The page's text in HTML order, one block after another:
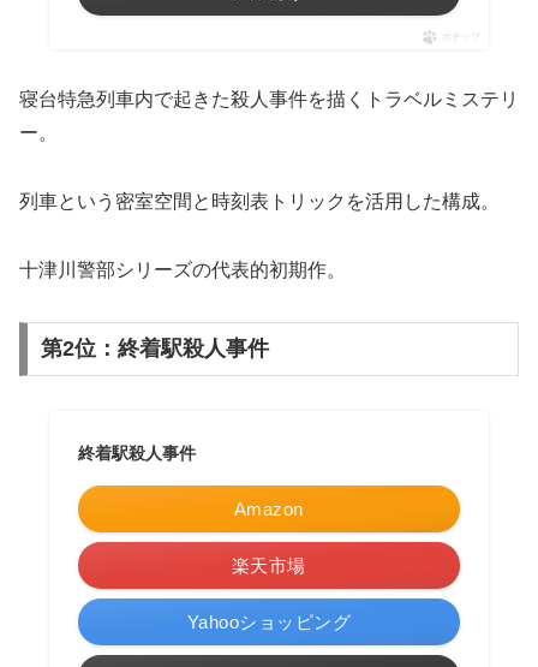
ポチップ
寝台特急列車内で起きた殺人事件を描くトラベルミステリ
ー。
列車という密室空間と時刻表トリックを活用した構成。
十津川警部シリーズの代表的初期作。
第2位：終着駅殺人事件
終着駅殺人事件
Amazon
楽天市場
Yahooショッピング